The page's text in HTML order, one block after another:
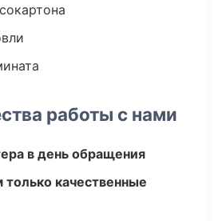
работы с нами
в день обращения
только качественные